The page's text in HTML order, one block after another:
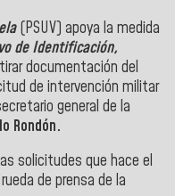
(PSUV) apoya la medida
de Identificación,
documentación del
de intervención militar
general de la
Rondón.
solicitudes que hace el
de prensa de la